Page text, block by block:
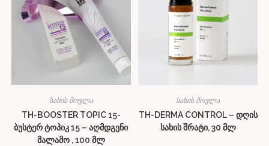
სახის მოვლა
TH-BOOSTER TOPIC 15-
ბუსტერ ტოპიკ 15 – აღმდგენი
მალამო , 100 მლ
სახის მოვლა
TH-DERMA CONTROL – დღის
სახის შრატი, 30 მლ